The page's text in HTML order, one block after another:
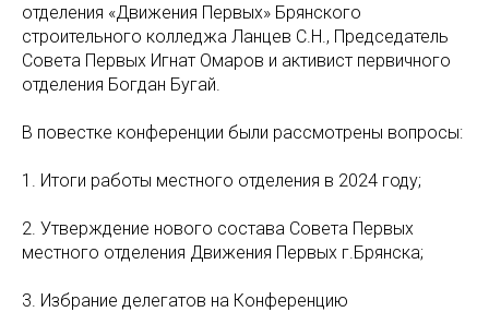
отделения «Движения Первых» Брянского
строительного колледжа Ланцев С.Н., Председатель
Совета Первых Игнат Омаров и активист первичного
отделения Богдан Бугай.
В повестке конференции были рассмотрены вопросы:
1. Итоги работы местного отделения в 2024 году;
2. Утверждение нового состава Совета Первых
местного отделения Движения Первых г.Брянска;
3. Избрание делегатов на Конференцию